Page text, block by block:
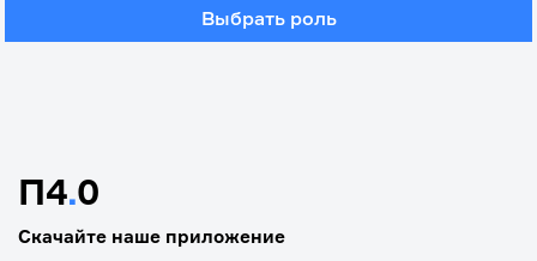
Выбрать роль
П4.0
Скачайте наше приложение